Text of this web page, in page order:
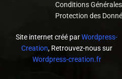
Conditions
Protection des
Site internet créé parWordpress-
Creation, Retrouvez-nous sur
Wordpress-creation.fr